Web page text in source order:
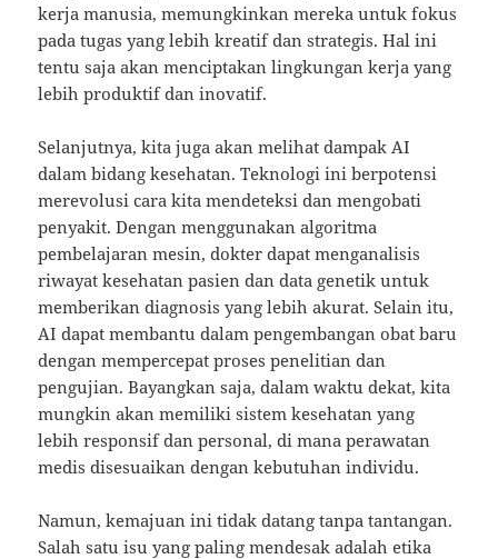
kerja manusia, memungkinkan mereka untuk fokus
pada tugas yang lebih kreatif dan strategis. Hal ini
tentu saja akan menciptakan lingkungan kerja yang
lebih produktif dan inovatif.
Selanjutnya, kita juga akan melihat dampak AI
dalam bidang kesehatan. Teknologi ini berpotensi
merevolusi cara kita mendeteksi dan mengobati
penyakit. Dengan menggunakan algoritma
pembelajaran mesin, dokter dapat menganalisis
riwayat kesehatan pasien dan data genetik untuk
memberikan diagnosis yang lebih akurat. Selain itu,
AI dapat membantu dalam pengembangan obat baru
dengan mempercepat proses penelitian dan
pengujian. Bayangkan saja, dalam waktu dekat, kita
mungkin akan memiliki sistem kesehatan yang
lebih responsif dan personal, di mana perawatan
medis disesuaikan dengan kebutuhan individu.
Namun, kemajuan ini tidak datang tanpa tantangan.
Salah satu isu yang paling mendesak adalah etika